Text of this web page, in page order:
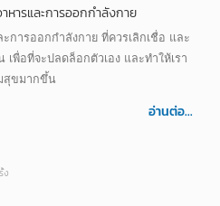
หารและการออกกำลังกาย
การออกกำลังกาย ที่ควรเลิกเชื่อ และ
พื่อที่จะปลดล็อกตัวเอง และทำให้เรา
สุขมากขึ้น
อ่านต่อ...
ง